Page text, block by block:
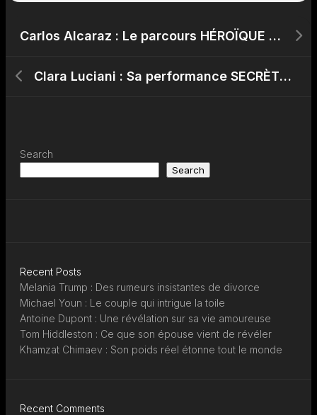
Carlos Alcaraz : Le parcours HÉROÏQUE à Wimbledon qui a fait vibrer la France !
Clara Luciani : Sa performance SECRÈTE aux Francofolies que vous avez peut-être manquée !
Search
Search
Recent Posts
Melania Trump : Des rumeurs insistantes de divorce
Michael Youn : Le couple qui intrigue la toile
Antoine Dupont : Une révélation sur sa vie amoureuse
Tom Hiddleston : Ce que son épouse vient de révéler
Khamzat Chimaev : Son poids réel étonne tout le monde
Recent Comments